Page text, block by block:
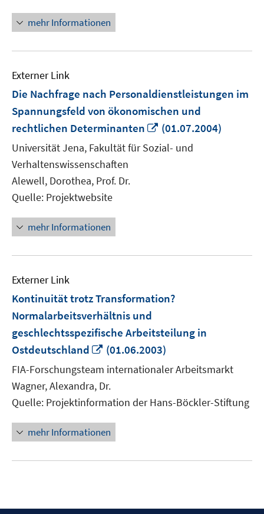
mehr Informationen
Externer Link
Die Nachfrage nach Personaldienstleistungen im
Spannungsfeld von ökonomischen und
rechtlichen Determinanten
In
neuem
Fenster
(01.07.2004)
Universität Jena, Fakultät für Sozial- und
Verhaltenswissenschaften
Alewell, Dorothea, Prof. Dr.
Quelle: Projektwebsite
mehr Informationen
Externer Link
Kontinuität trotz Transformation?
Normalarbeitsverhältnis und
geschlechtsspezifische Arbeitsteilung in
Ostdeutschland
In
neuem
Fenster
öffnen
(01.06.2003)
FIA-Forschungsteam internationaler Arbeitsmarkt
Wagner, Alexandra, Dr.
Quelle: Projektinformation der Hans-Böckler-Stiftung
mehr Informationen